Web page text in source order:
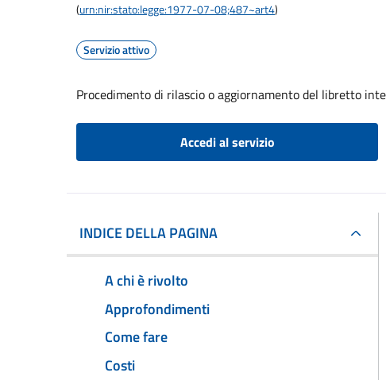
(urn:nir:stato:legge:1977-07-08;487~art4)
Servizio attivo
Procedimento di rilascio o aggiornamento del libretto
Accedi al servizio
INDICE DELLA PAGINA
A chi è rivolto
Approfondimenti
Come fare
Costi